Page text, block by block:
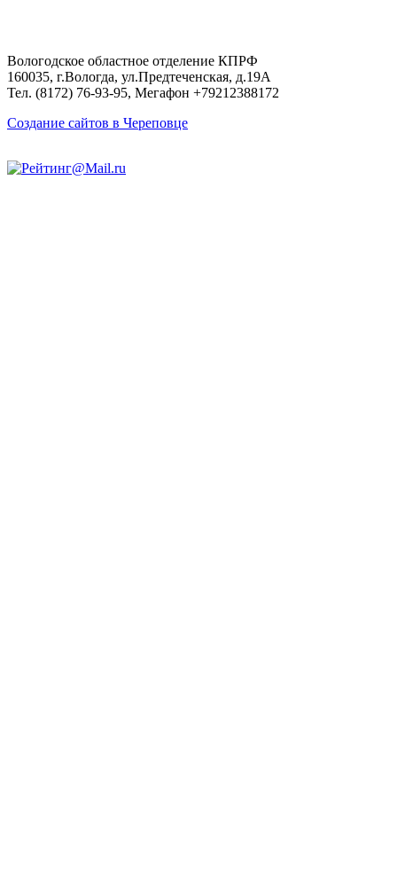
Вологодское областное отделение КПРФ
160035, г.Вологда, ул.Предтеченская, д.19А
Тел. (8172) 76-93-95, Мегафон +79212388172
Создание сайтов в Череповце